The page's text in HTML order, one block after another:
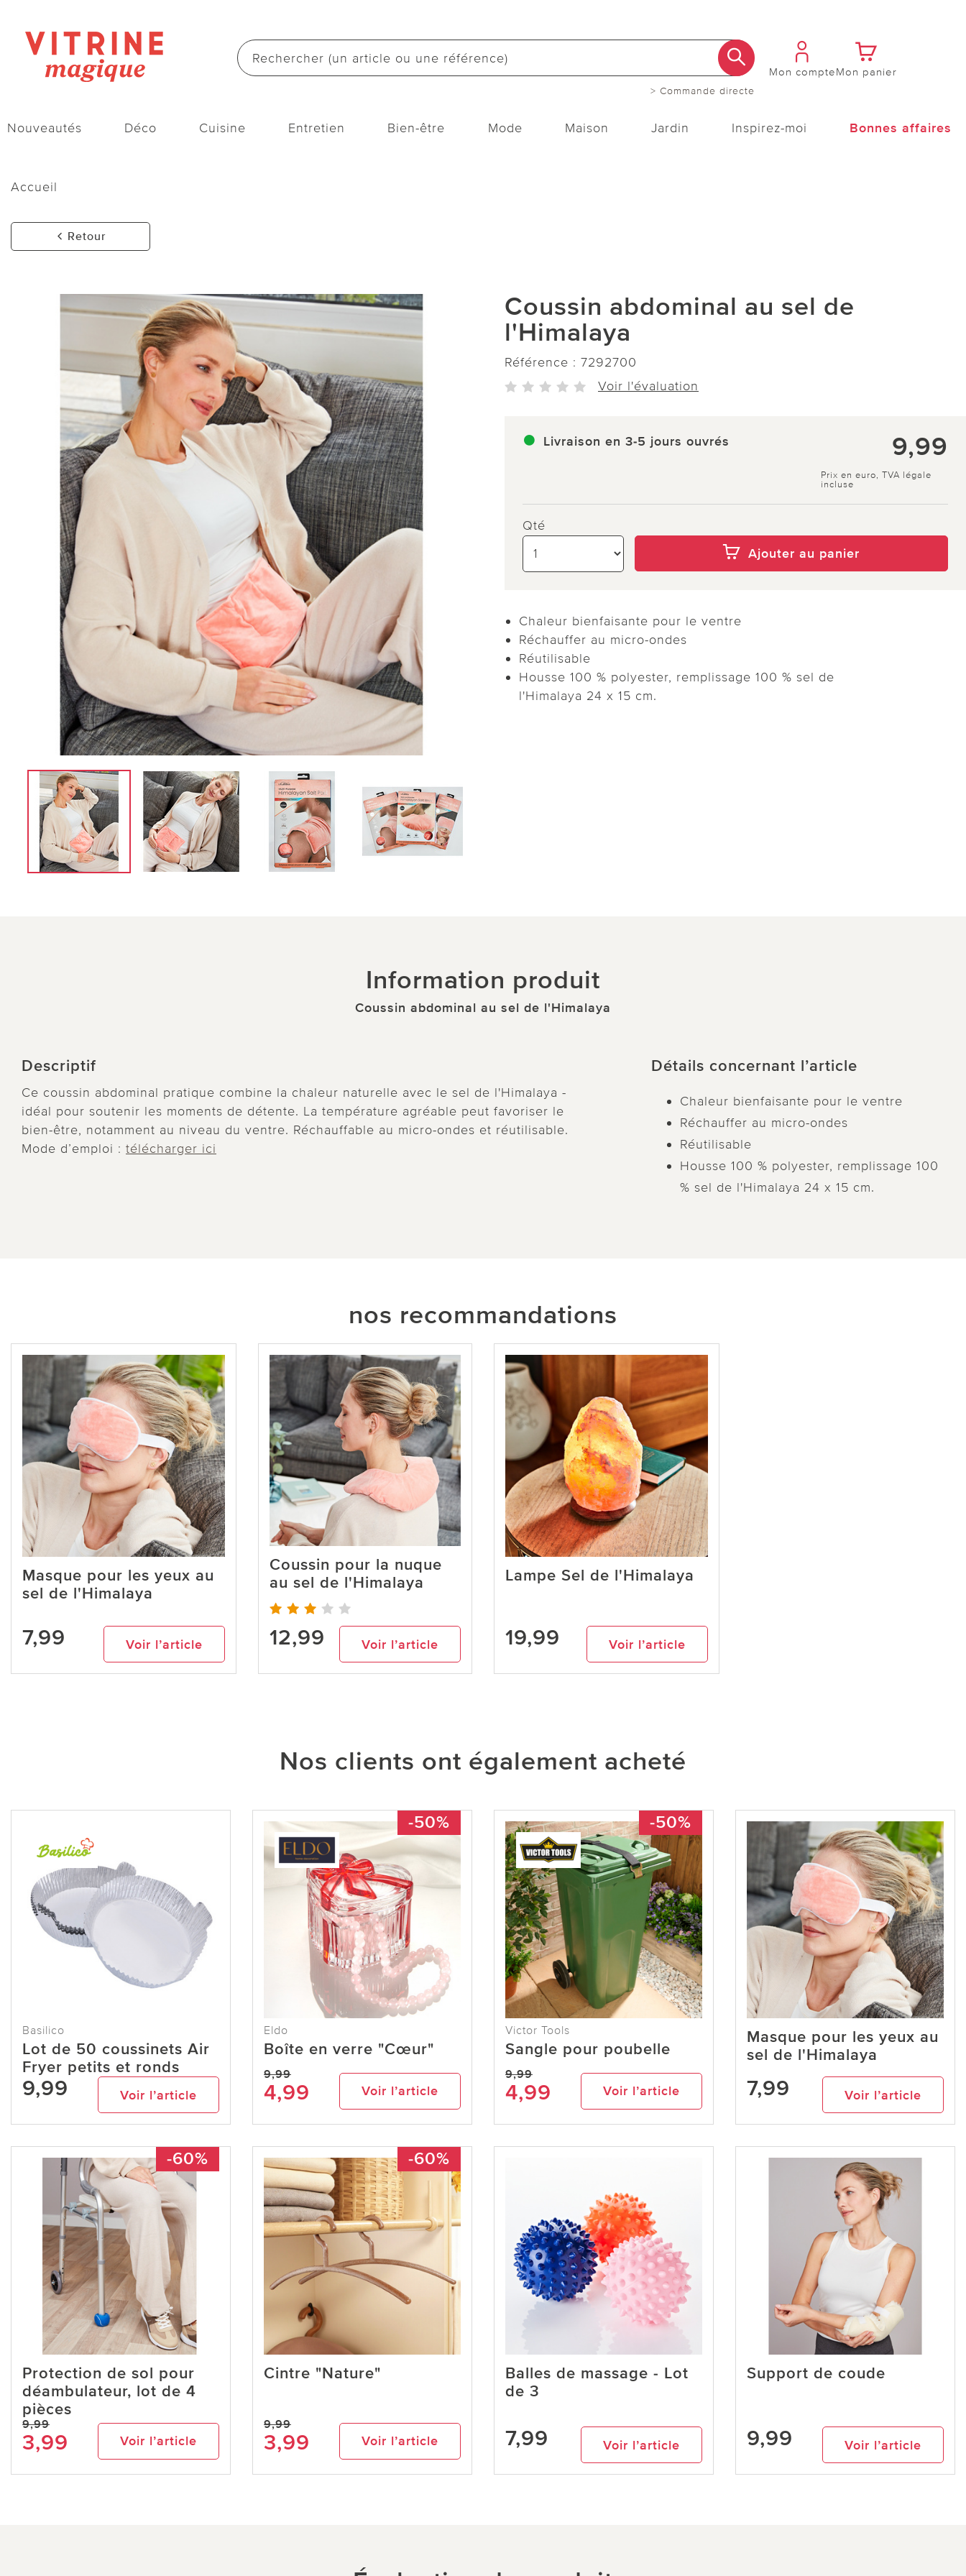
> Commande directe
Mon compteMon panier
Nouveautés Déco Cuisine Entretien Bien-être Mode Maison Jardin Inspirez-moi Bonnes affaires
Accueil
Retour
Coussin abdominal au sel de
l'Himalaya
Référence : 7292700
Voir l'évaluation
Livraison en 3-5 jours ouvrés 9,99
Prix en euro, TVA légale
incluse
Qté
Ajouter au panier
Chaleur bienfaisante pour le ventre
Réchauffer au micro-ondes
Réutilisable
Housse 100 % polyester, remplissage 100 % sel de
l'Himalaya 24 x 15 cm.
Information produit
Coussin abdominal au sel de l'Himalaya
Descriptif
Ce coussin abdominal pratique combine la chaleur naturelle avec le sel de l'Himalaya -
idéal pour soutenir les moments de détente. La température agréable peut favoriser le
bien-être, notamment au niveau du ventre. Réchauffable au micro-ondes et réutilisable.
Mode d’emploi : télécharger ici
Détails concernant l’article
Chaleur bienfaisante pour le ventre
Réchauffer au micro-ondes
Réutilisable
Housse 100 % polyester, remplissage 100
% sel de l'Himalaya 24 x 15 cm.
nos recommandations
Masque pour les yeux au
sel de l'Himalaya
7,99 Voir l’article
Coussin pour la nuque
au sel de l'Himalaya
12,99 Voir l’article
Lampe Sel de l'Himalaya
19,99 Voir l’article
Nos clients ont également acheté
Basilico
Lot de 50 coussinets Air
Fryer petits et ronds
9,99 Voir l’article
-50%
Eldo
Boîte en verre "Cœur"
9,99
4,99 Voir l’article
-50%
Victor Tools
Sangle pour poubelle
9,99
4,99 Voir l’article
Masque pour les yeux au
sel de l'Himalaya
7,99 Voir l’article
-60%
Protection de sol pour
déambulateur, lot de 4
pièces
9,99
3,99 Voir l’article
-60%
Cintre "Nature"
9,99
3,99 Voir l’article
Balles de massage - Lot
de 3
7,99 Voir l’article
Support de coude
9,99 Voir l’article